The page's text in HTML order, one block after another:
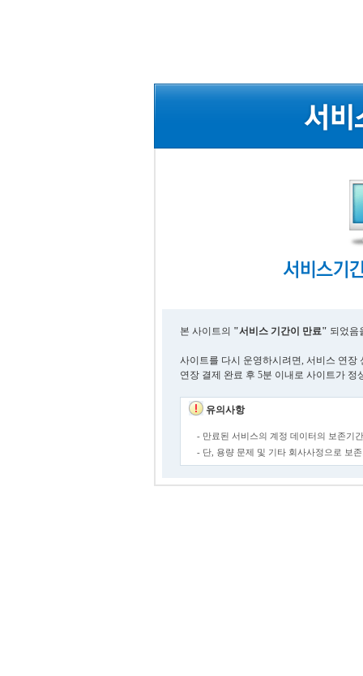
본 사이트의 "서비스 기간이 만료" 되었음
사이트를 다시 운영하시려면, 서비스 연장
연장 결제 완료 후 5분 이내로 사이트가 정
유의사항
- 만료된 서비스의 계정 데이터의 보존기
- 단, 용량 문제 및 기타 회사사정으로 보